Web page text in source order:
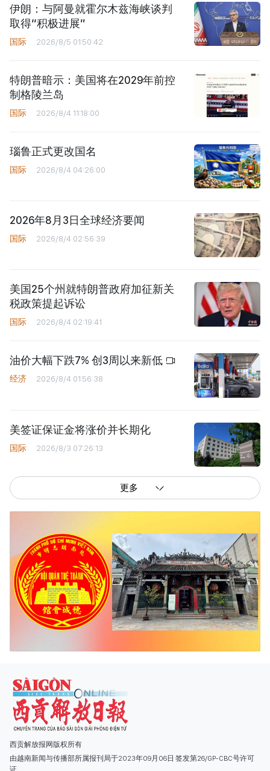
伊朗：与阿曼就霍尔木兹海峡谈判
取得“积极进展”
国际 2026/8/5 01:50:42
特朗普暗示：美国将在2029年前控
制格陵兰岛
国际 2026/8/4 11:18:00
瑙鲁正式更改国名
国际 2026/8/4 04:26:00
2026年8月3日全球经济要闻
国际 2026/8/4 02:56:39
美国25个州就特朗普政府加征新关
税政策提起诉讼
国际 2026/8/4 02:19:41
油价大幅下跌7% 创3周以来新低
经济 2026/8/4 01:56:38
美签证保证金将涨价并长期化
国际 2026/8/3 07:26:13
更多
西贡解放报网版权所有
由越南新闻与传播部所属报刊局于2023年09月06日 签发第26/GP-CBC号许可